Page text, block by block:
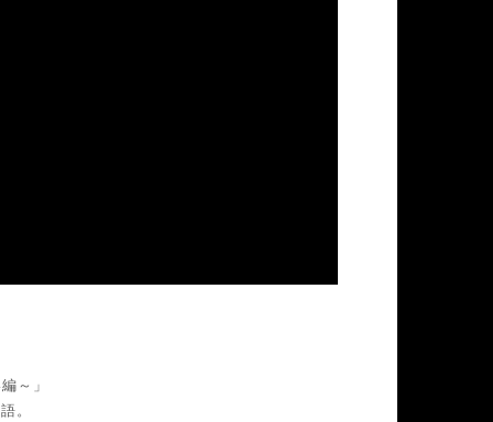
～」
。